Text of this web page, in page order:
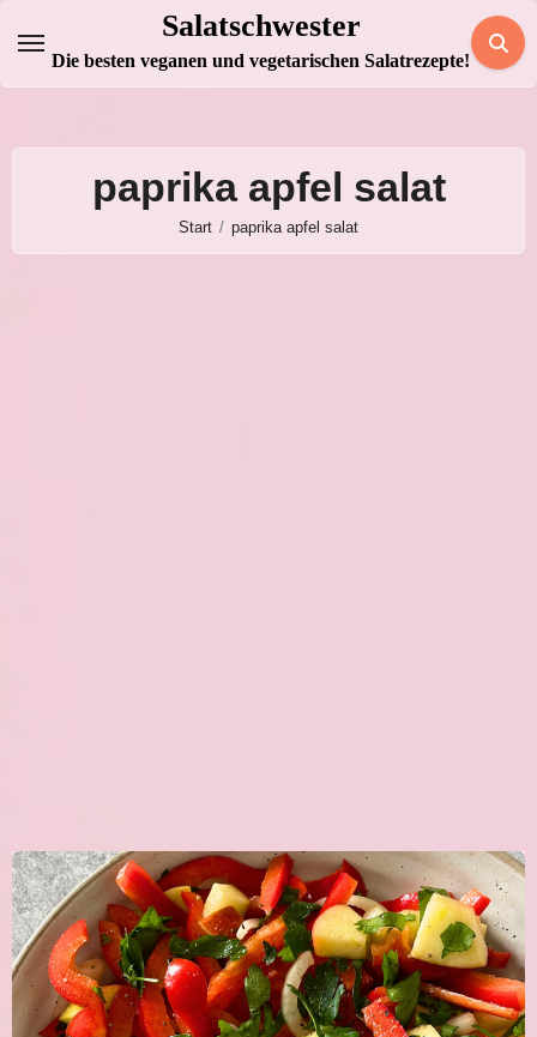
Inhalt
springen
Salatschwester
Die besten veganen und vegetarischen Salatrezepte!
paprika apfel salat
Start paprika apfel salat